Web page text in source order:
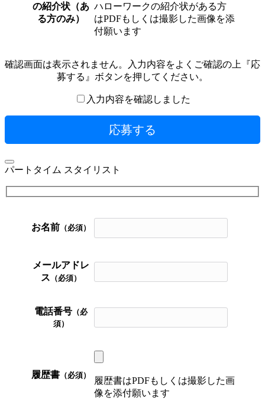
の紹介状（あ
る方のみ）
ハローワークの紹介状がある方
はPDFもしくは撮影した画像を添
付願います
確認画面は表示されません。入力内容をよくご確認の上『応
募する』ボタンを押してください。
入力内容を確認しました
パートタイム スタイリスト
お名前 （必須）
メールアドレ
ス （必須）
電話番号 （必
須）
履歴書 （必須）
履歴書はPDFもしくは撮影した画
像を添付願います